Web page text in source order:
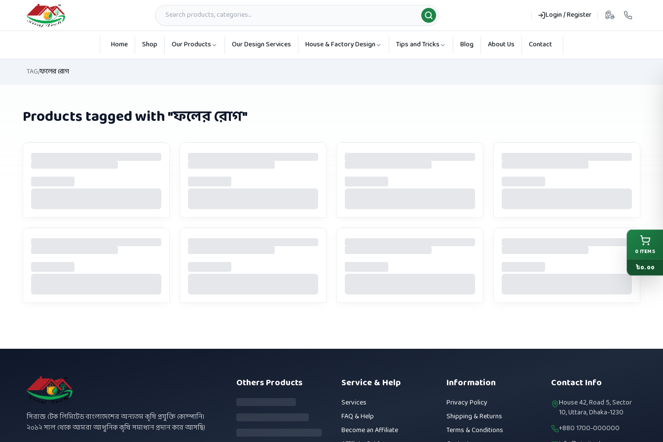
Login / Register
Skip to main content
Home Shop Our Products Our Design Services House & Factory Design Tips and Tricks Blog About Us Contact
TAG/ফলের রোগ
Products tagged with "ফলের রোগ"
সিরাজ টেক লিমিটেড বাংলাদেশের অন্যতম কৃষি প্রযুক্তি কোম্পানি।
২০১২ সাল থেকে আমরা আধুনিক কৃষি সমাধান প্রদান করে আসছি।
Others Products Service & Help
Services
FAQ & Help
Become an Affiliate
Information
Privacy Policy
Shipping & Returns
Terms & Conditions
Contact Info
House 42, Road 5, Sector
10, Uttara, Dhaka-1230
+880 1700-000000
0 ITEMS
৳0.00